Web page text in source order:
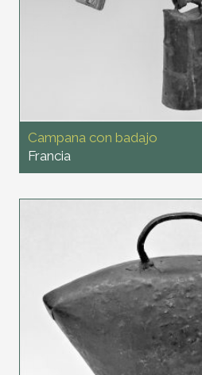
Campana con badajo
Francia